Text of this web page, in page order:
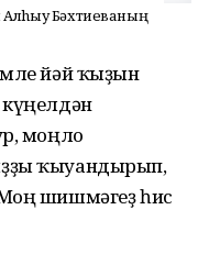
Алhыу Бәхтиеваның
йәй ҡыҙын
моңло
ҡыуандырып,
шишмәгеҙ һис